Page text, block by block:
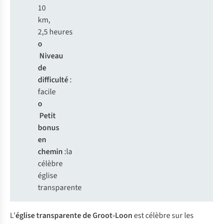
10
km,
2,5 heures
o
Niveau
de
difficulté:
facile
o
Petit
bonus
en
chemin :la
célèbre
église
transparente
L’église transparente de Groot-Loonest célèbre sur les